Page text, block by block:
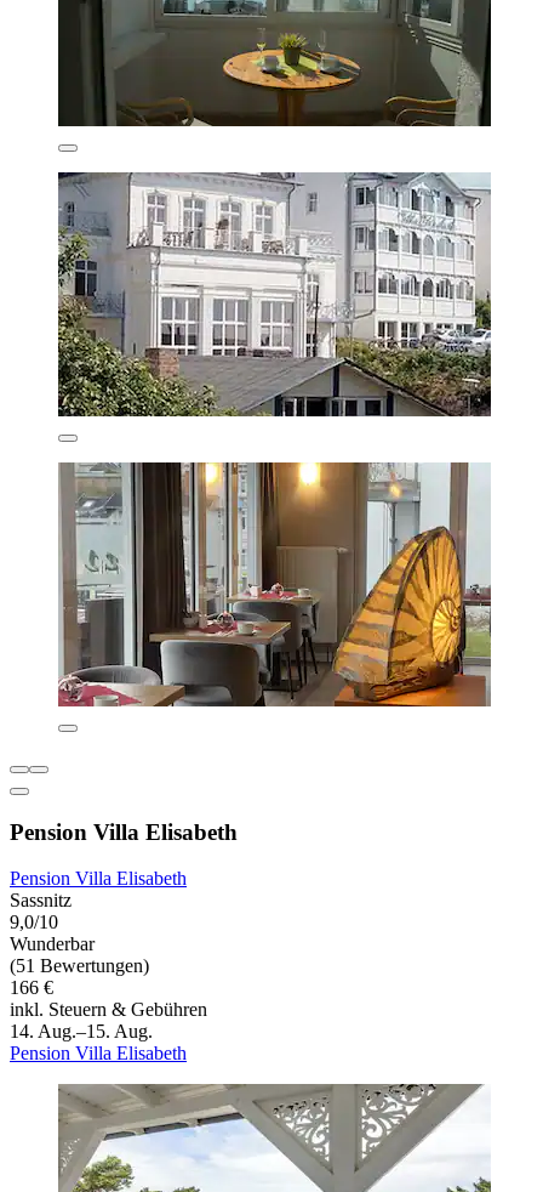
Pension Villa Elisabeth
Pension Villa Elisabeth
Sassnitz
9,0/10
Wunderbar
(51 Bewertungen)
166 €
inkl. Steuern & Gebühren
14. Aug.–15. Aug.
Pension Villa Elisabeth